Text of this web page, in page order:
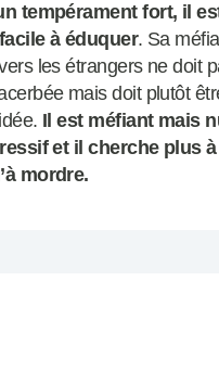
tempérament fort, il
à éduquer. Sa
les étrangers ne doit
mais doit plutôt
Il est méfiant mais
et il cherche plus
mordre.